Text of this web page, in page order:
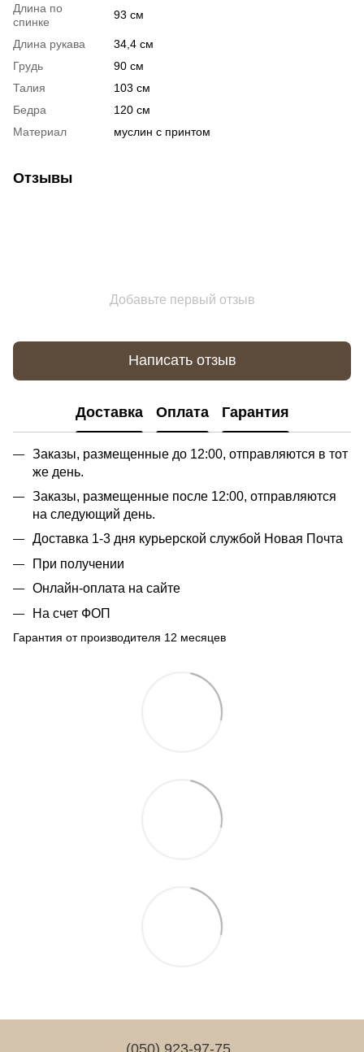
Длина по
спинке
93 см
Длина рукава
34,4 см
Грудь
90 см
Талия
103 см
Бедра
120 см
Материал
муслин с принтом
Отзывы
Добавьте первый отзыв
Написать отзыв
Доставка Оплата Гарантия
Заказы, размещенные до 12:00, отправляются в тот
же день.
Заказы, размещенные после 12:00, отправляются
на следующий день.
Доставка 1-3 дня курьерской службой Новая Почта
При получении
Онлайн-оплата на сайте
На счет ФОП
Гарантия от производителя 12 месяцев
(050) 923-97-75